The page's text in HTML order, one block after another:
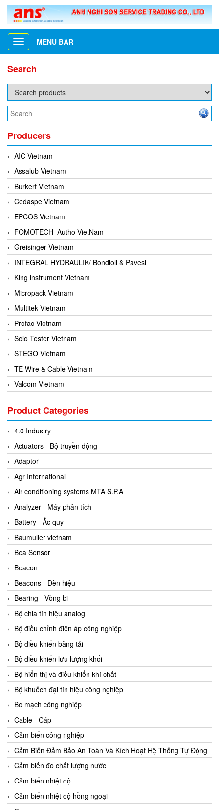
Toggle
navigation
MENU BAR
Search
Producers
AIC Vietnam
Assalub Vietnam
Burkert Vietnam
Cedaspe Vietnam
EPCOS Vietnam
FOMOTECH_Autho VietNam
Greisinger Vietnam
INTEGRAL HYDRAULIK/ Bondioli & Pavesi
King instrument Vietnam
Micropack Vietnam
Multitek Vietnam
Profac Vietnam
Solo Tester Vietnam
STEGO Vietnam
TE Wire & Cable Vietnam
Valcom Vietnam
3CTEST Vietnam
4B VietNam Vietnam
ABB Vietnam
AC Infinity Vietnam
AC&E Telecommunications
AC&T Vietnam
Accepta Vietnam
ACCUMAC Vietnam
AccuWeb Vietnam
Acey
ACOEM Vietnam
ADCA Vietnam
ADFweb Vietnam
Adler Vietnam
Ados Vietnam
Advanced Energy Vietnam
Advantech Vietnam
Agate Vietnam
AGR International Vietnam
Aichi Tokei Denki Vietnam
Aii Vietnam
AIKOH
AINUO Vietnam
AIR MAJOR
Aira Euro Automation
Airtac Vietnam
Product Categories
4.0 Industry
Actuators - Bộ truyền động
Adaptor
Agr International
Air conditioning systems MTA S.P.A
Analyzer - Máy phân tích
Battery - Ắc quy
Baumuller vietnam
Bea Sensor
Beacon
Beacons - Đèn hiệu
Bearing - Vòng bi
Bộ chia tín hiệu analog
Bộ điều chỉnh điện áp công nghiệp
Bộ điều khiển băng tải
Bộ điều khiển lưu lượng khối
Bộ hiển thị và điều khiển khí chất
Bộ khuếch đại tín hiệu công nghiệp
Bo mạch công nghiệp
Cable - Cáp
Cảm biến công nghiệp
Cảm Biến Đảm Bảo An Toàn Và Kích Hoạt Hệ Thống Tự Động
Cảm biến đo chất lượng nước
Cảm biến nhiệt độ
Cảm biến nhiệt độ hồng ngoại